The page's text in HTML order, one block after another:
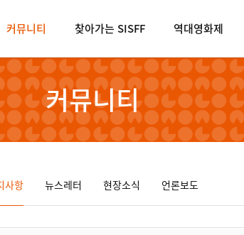
커뮤니티 찾아가는 SISFF 역대영화제
커뮤니티
사항 뉴스레터 현장소식 언론보도